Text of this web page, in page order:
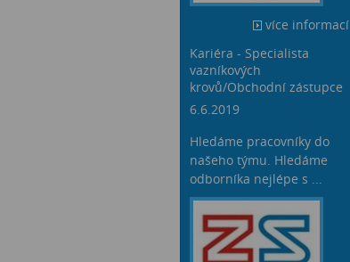
více informací
Kariéra - Specialista
vazníkových
krovů/Obchodní zástupce
6.6.2019
Hledáme pracovníky do
našeho týmu. Hledáme
odborníka nejlépe s ...